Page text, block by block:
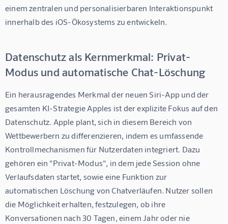
einem zentralen und personalisierbaren Interaktionspunkt
innerhalb des iOS-Ökosystems zu entwickeln.
Datenschutz als Kernmerkmal: Privat-
Modus und automatische Chat-Löschung
Ein herausragendes Merkmal der neuen Siri-App und der
gesamten KI-Strategie Apples ist der explizite Fokus auf den
Datenschutz. Apple plant, sich in diesem Bereich von
Wettbewerbern zu differenzieren, indem es umfassende
Kontrollmechanismen für Nutzerdaten integriert. Dazu
gehören ein "Privat-Modus", in dem jede Session ohne
Verlaufsdaten startet, sowie eine Funktion zur
automatischen Löschung von Chatverläufen. Nutzer sollen
die Möglichkeit erhalten, festzulegen, ob ihre
Konversationen nach 30 Tagen, einem Jahr oder nie